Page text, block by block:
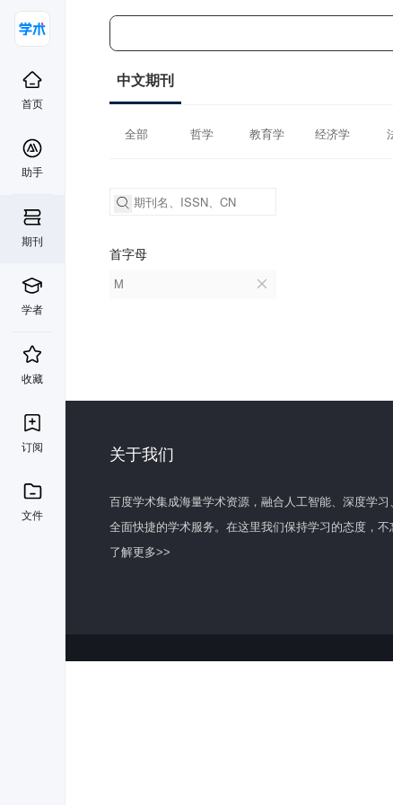
首页
助手
期刊
学者
收藏
订阅
文件
中文期刊
全部 哲学 教育学 经济学
首字母
M
关于我们
百度学术集成海量学术资源，融合人工智能、深度学
全面快捷的学术服务。在这里我们保持学习的态度，不
了解更多>>